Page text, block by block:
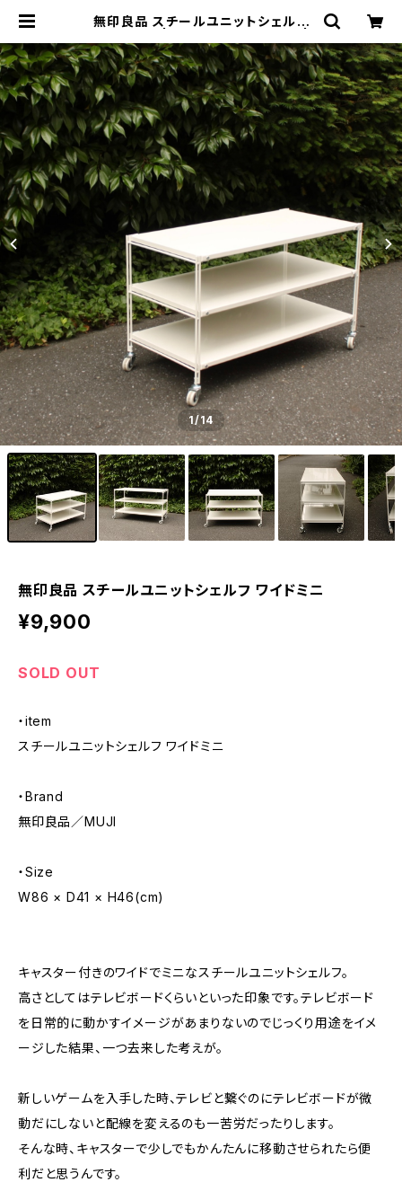
無印良品 スチールユニットシェルフ
新宿区神楽坂のリサイクルショップ・
古着
1/14
無印良品 スチールユニットシェルフ ワイドミニ
¥9,900
SOLD OUT
・item
スチールユニットシェルフ ワイドミニ
・Brand
無印良品／MUJI
・Size
W86 × D41 × H46(cm)
キャスター付きのワイドでミニなスチールユニットシェルフ。
高さとしてはテレビボードくらいといった印象です。テレビボード
を日常的に動かすイメージがあまりないのでじっくり用途をイメ
ージした結果、一つ去来した考えが。
新しいゲームを入手した時、テレビと繋ぐのにテレビボードが微
動だにしないと配線を変えるのも一苦労だったりします。
そんな時、キャスターで少しでもかんたんに移動させられたら便
利だと思うんです。